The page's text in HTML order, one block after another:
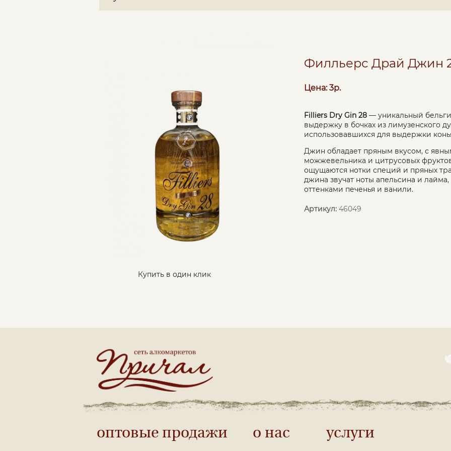
Филльерс Драй Джин
Цена: 3р.
Filliers Dry Gin 28 — уникальный
выдержку в бочках из лимузенского
использовавшихся для выдержки
Джин обладает пряным вкусом, с
можжевельника и цитрусовых
ощущаются нотки специй и пряных
джина звучат ноты апельсина и
оттенками печенья и ванили.
Артикул: 46049
Купить в один клик
оптовые продажи о нас услуги